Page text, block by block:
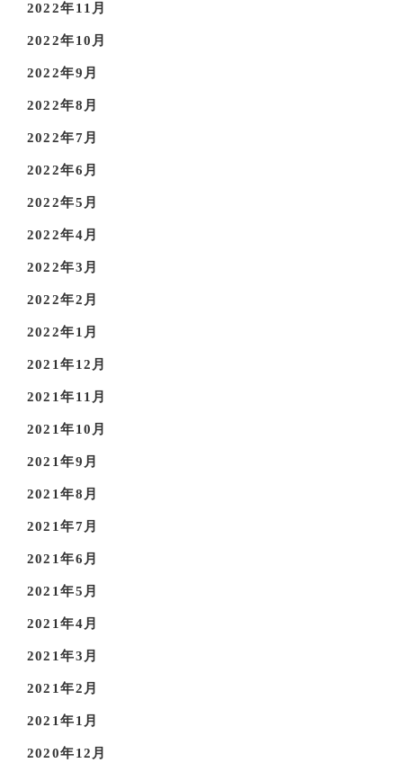
2022年11月
2022年10月
2022年9月
2022年8月
2022年7月
2022年6月
2022年5月
2022年4月
2022年3月
2022年2月
2022年1月
2021年12月
2021年11月
2021年10月
2021年9月
2021年8月
2021年7月
2021年6月
2021年5月
2021年4月
2021年3月
2021年2月
2021年1月
2020年12月